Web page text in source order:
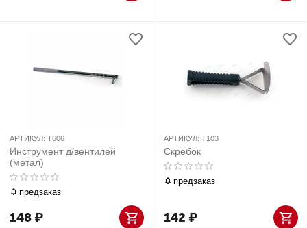
АРТИКУЛ: T606
Инструмент д/вентилей
(метал)
предзаказ
148₽
АРТИКУЛ: T103
Скребок
предзаказ
142 ₽